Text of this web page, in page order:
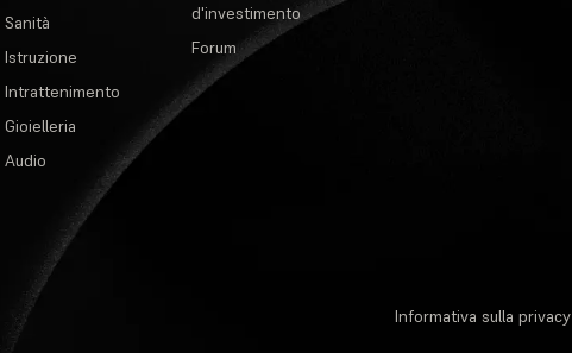
Sanità
Istruzione
Intrattenimento
Gioielleria
Audio
d'investimento
Forum
Informativa sulla privacy